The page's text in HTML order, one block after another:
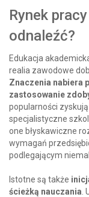
Rynek
odnaleźć?
Edukacja
realia zawodowe
Znaczenia nabiera
zastosowanie
popularności
specjalistyczne
one błyskawiczne
wymagań
podlegającym
Istotne są także
ścieżką nauczania .